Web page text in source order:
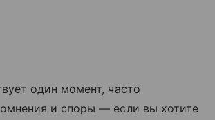
один момент, часто
и споры — если вы хотите